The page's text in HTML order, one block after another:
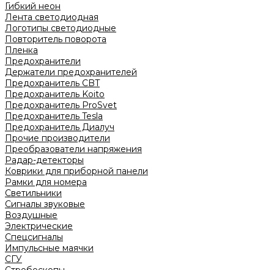
Гибкий неон
Лента светодиодная
Логотипы светодиодные
Повторитель поворота
Пленка
Предохранители
Держатели предохранителей
Предохранитель CBT
Предохранитель Koito
Предохранитель ProSvet
Предохранитель Tesla
Предохранитель Диалуч
Прочие производители
Преобразователи напряжения
Радар-детекторы
Коврики для приборной панели
Рамки для номера
Светильники
Сигналы звуковые
Воздушные
Электрические
Спецсигналы
Импульсные маячки
СГУ